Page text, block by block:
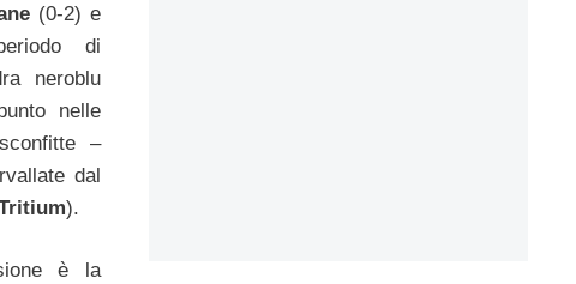
(0-2) e
di
neroblu
nelle
–
dal
).
è la